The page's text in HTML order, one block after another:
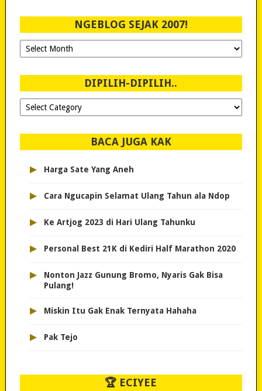
NGEBLOG SEJAK 2007!
Ngeblog
Sejak
DIPILIH-DIPILIH..
Dipilih-
dipilih..
BACA JUGA KAK
▸ Harga Sate Yang Aneh
▸ Cara Ngucapin Selamat Ulang Tahun ala Ndop
▸ Ke Artjog 2023 di Hari Ulang Tahunku
▸ Personal Best 21K di Kediri Half Marathon 2020
▸
Nonton Jazz Gunung Bromo, Nyaris Gak Bisa
Pulang!
▸ Miskin Itu Gak Enak Ternyata Hahaha
▸ Pak Tejo
🏆 ECIYEE